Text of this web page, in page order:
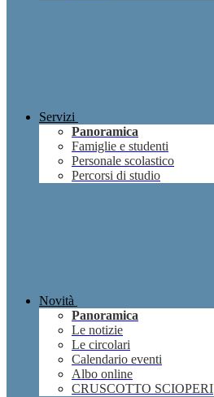
Servizi
Panoramica
Famiglie e studenti
Personale scolastico
Percorsi di studio
Novità
Panoramica
Le notizie
Le circolari
Calendario eventi
Albo online
CRUSCOTTO SCIOPERI